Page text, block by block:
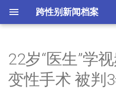
跨性别新闻档案
t
正文
22岁“医生”学
变性手术 被判